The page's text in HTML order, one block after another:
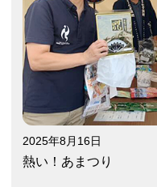
2025年8月16日
熱い！あまつり